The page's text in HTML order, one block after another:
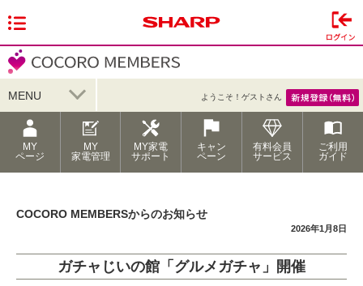
MENU ようこそ！ゲストさん
MY
ページ
MY
家電管理
MY家電
サポート
キャン
ペーン
有料会員
サービス
ご利用
ガイド
COCORO MEMBERSからのお知らせ
2026年1月8日
ガチャじいの館「グルメガチャ」開催